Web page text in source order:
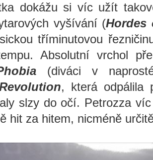
dokážu si víc užít
vyšívání (Hordes
tříminutovou
Absolutní vrchol
(diváci v
, která odpálila
slzy do očí. Petrozza
hit za hitem, nicméně